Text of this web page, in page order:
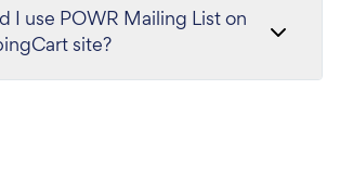
I use POWR Mailing List on
site?